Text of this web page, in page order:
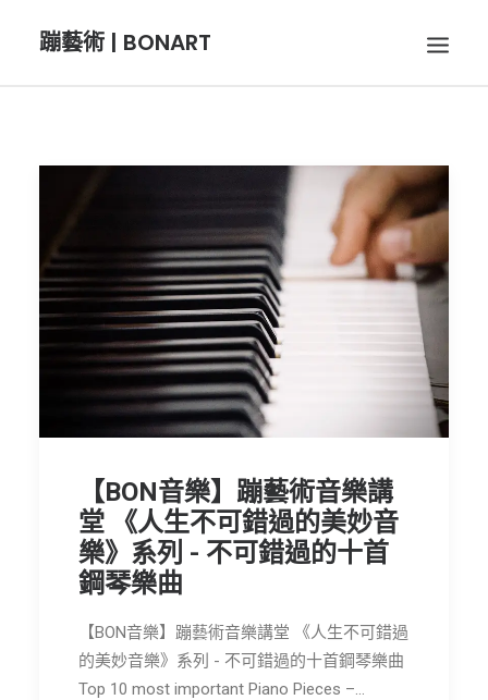
蹦藝術 | BONART
BON攝影
BON插畫
BON旅行
節慶長笛樂團
關於我們
會員專區
SEARCH
【BON音樂】蹦藝術音樂講
堂 《人生不可錯過的美妙音
樂》系列 - 不可錯過的十首
鋼琴樂曲
【BON音樂】蹦藝術音樂講堂 《人生不可錯過
的美妙音樂》系列 - 不可錯過的十首鋼琴樂曲
Top 10 most important Piano Pieces –…